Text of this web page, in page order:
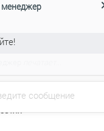
вы соглашаетесь с
соглашения и
сообщение